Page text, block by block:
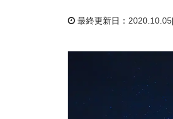
最終更新日：2020.10.05